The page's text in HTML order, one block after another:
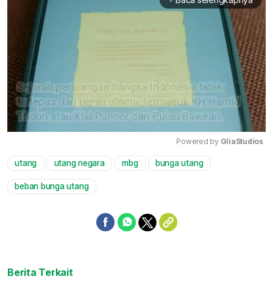
Powered by GliaStudios
utang utang negara mbg bunga utang
beban bunga utang
Berita Terkait